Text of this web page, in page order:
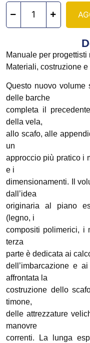
Manuale per progettisti
Materiali, costruzione
Questo nuovo volume
delle barche
completa il
della vela,
allo scafo, alle
un
approccio più pratico i
e i
dimensionamenti. Il
dall’idea
originaria al piano
(legno, i
compositi polimerici, i
terza
parte è dedicata ai
dell’imbarcazione e
affrontata la
costruzione dello
timone,
delle attrezzature
manovre
correnti. La lunga